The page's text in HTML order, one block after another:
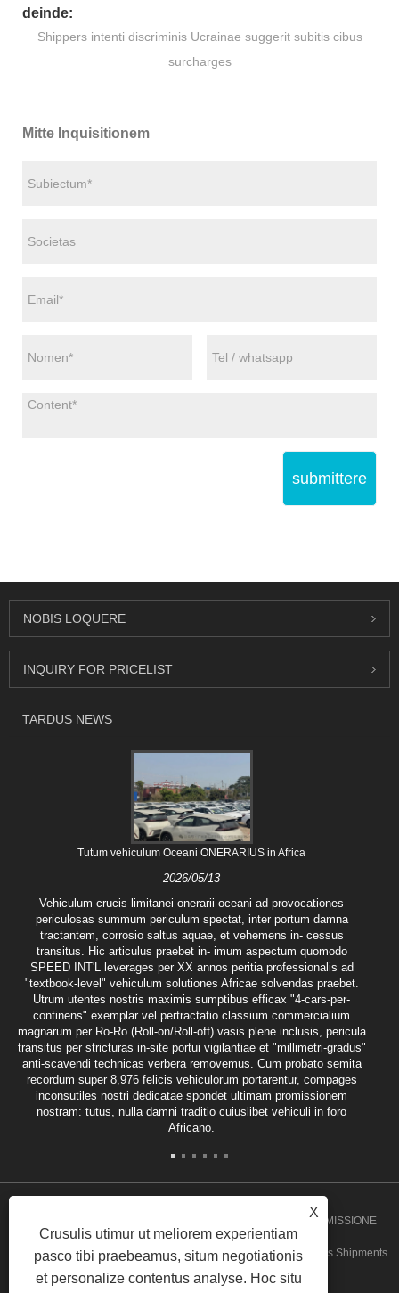
deinde:
Shippers intenti discriminis Ucrainae suggerit subitis cibus
surcharges
Mitte Inquisitionem
submittere
NOBIS LOQUERE
INQUIRY FOR PRICELIST
TARDUS NEWS
Tutum vehiculum Oceani ONERARIUS in Africa
2026/05/13
Vehiculum crucis limitanei onerarii oceani ad provocationes
periculosas summum periculum spectat, inter portum damna
tractantem, corrosio saltus aquae, et vehemens in- cessus
transitus. Hic articulus praebet in- imum aspectum quomodo
SPEED INT'L leverages per XX annos peritia professionalis ad
"textbook-level" vehiculum solutiones Africae solvendas praebet.
Utrum utentes nostris maximis sumptibus efficax "4-cars-per-
continens" exemplar vel pertractatio classium commercialium
magnarum per Ro-Ro (Roll-on/Roll-off) vasis plene inclusis, pericula
transitus per stricturas in-site portui vigilantiae et "millimetri-gradus"
anti-scavendi technicas verbera removemus. Cum probato semita
recordum super 8,976 felicis vehiculorum portarentur, compages
inconsutiles nostri dedicatae spondet ultimam promissionem
nostram: tutus, nulla damni traditio cuiuslibet vehiculi in foro
Africano.
Copyright 2020 GUANGZHOU SPEED INT'L FREIGHT TRANSMISSIONE
CO.,LTD. - Angola Groupage, Angola Porta ad Door Service, Moles Shipments
frange, Gana Groupage Service All rights reserved
X
Crusulis utimur ut meliorem experientiam
pasco tibi praebeamus, situm negotiationis
et personalize contentus analyse. Hoc situ